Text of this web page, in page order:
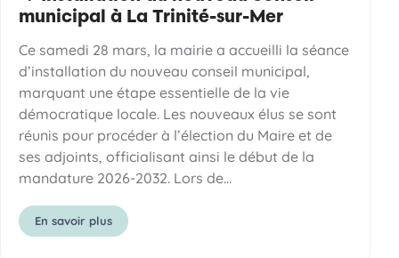
municipal à La Trinité-sur-Mer
Ce samedi 28 mars, la mairie a accueilli la séance
d’installation du nouveau conseil municipal,
marquant une étape essentielle de la vie
démocratique locale. Les nouveaux élus se sont
réunis pour procéder à l’élection du Maire et de
ses adjoints, officialisant ainsi le début de la
mandature 2026-2032. Lors de…
En savoir plus